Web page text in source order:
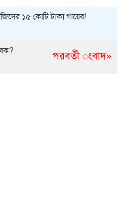
১৫ কোটি টাকা গায়েব!
পরবর্তী ংবাদ»